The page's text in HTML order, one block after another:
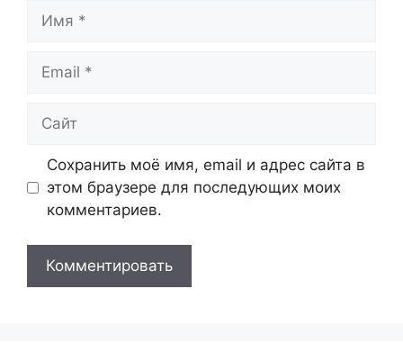
Имя
Email
Сайт
Сохранить моё имя, email и адрес сайта в
этом браузере для последующих моих
комментариев.